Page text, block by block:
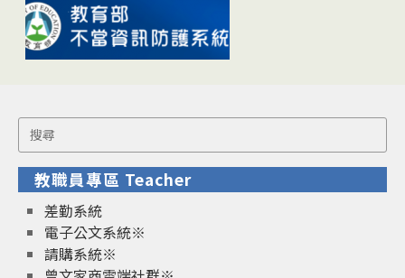
Search
for:
教職員專區 Teacher
差勤系統
電子公文系統※
請購系統※